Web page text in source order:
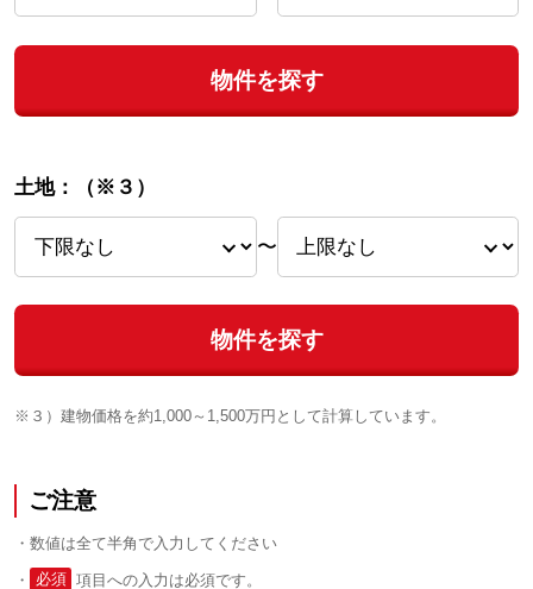
物件を探す
土地： （※３）
〜
物件を探す
※３）建物価格を約1,000～1,500万円として計算しています。
ご注意
数値は全て半角で入力してください
必須 項目への入力は必須です。